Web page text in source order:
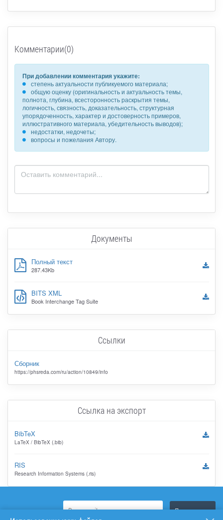
Комментарии(0)
При добавлении комментария укажите:
степень актуальности публикуемого материала;
общую оценку (оригинальность и актуальность темы,
полнота, глубина, всесторонность раскрытия темы,
логичность, связность, доказательность, структурная
упорядоченность, характер и достоверность примеров,
иллюстративного материала, убедительность выводов);
недостатки, недочеты;
вопросы и пожелания Автору.
Документы
Полный текст
287.43Kb
BITS XML
Book Interchange Tag Suite
Ссылки
Сборник
https://phsreda.com/ru/action/10849/info
Ссылка на экспорт
BibTeX
LaTeX / BibTeX (.bib)
RIS
Research Information Systems (.ris)